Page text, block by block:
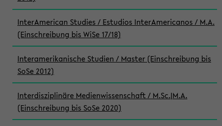
InterAmerican Studies / Estudios InterAmericanos / M.A.
(Einschreibung bis WiSe 17/18)
Interamerikanische Studien / Master (Einschreibung bis
SoSe 2012)
Interdisziplinäre Medienwissenschaft / M.Sc.|M.A.
(Einschreibung bis SoSe 2020)